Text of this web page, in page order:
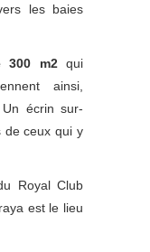
les baies
300 m2qui
ainsi,
écrin sur-
de ceux qui y
Royal Club
est le lieu